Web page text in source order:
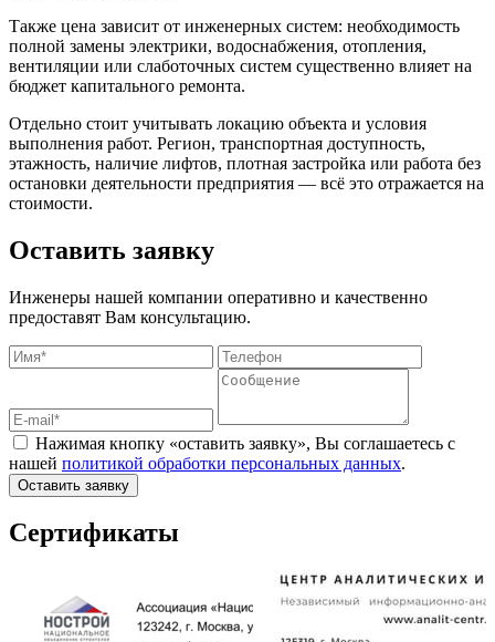
Также цена зависит от инженерных систем: необходимость
полной замены электрики, водоснабжения, отопления,
вентиляции или слаботочных систем существенно влияет на
бюджет капитального ремонта.
Отдельно стоит учитывать локацию объекта и условия
выполнения работ. Регион, транспортная доступность,
этажность, наличие лифтов, плотная застройка или работа без
остановки деятельности предприятия — всё это отражается на
стоимости.
Оставить заявку
Инженеры нашей компании оперативно и качественно
предоставят Вам консультацию.
Нажимая кнопку «оставить заявку», Вы соглашаетесь с
нашей политикой обработки персональных данных.
Оставить заявку
Сертификаты